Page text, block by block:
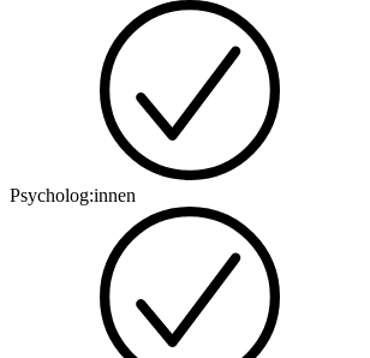
Psycholog:innen